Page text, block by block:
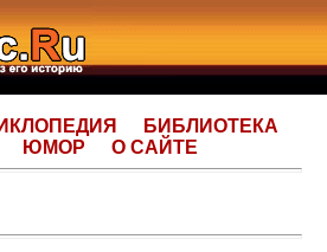
БИБЛИОТЕКА
ЮМОР О САЙТЕ